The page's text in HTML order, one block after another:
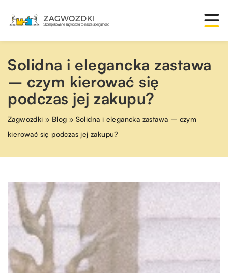
Solidna i elegancka zastawa
– czym kierować się
podczas jej zakupu?
Zagwozdki » Blog » Solidna i elegancka zastawa – czym
kierować się podczas jej zakupu?